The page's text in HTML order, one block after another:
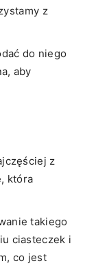
z
do‍ niego
aby
z
która
takiego
ciasteczek i
co jest